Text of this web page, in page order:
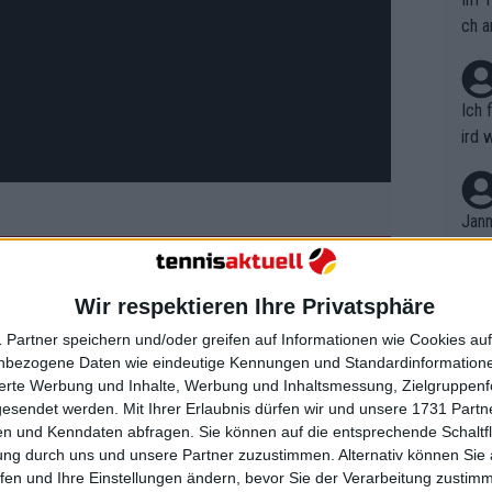
Wir respektieren Ihre Privatsphäre
Partner speichern und/oder greifen auf Informationen wie Cookies
Daten wie eindeutige Kennungen und
Werbung und Inhalte, Werbung und Inhaltsmessung,
werden. Mit Ihrer Erlaubnis dürfen wir und unsere 1731
und Kenndaten abfragen. Sie können auf die entsprechende
durch uns und unsere Partner zuzustimmen. Alternativ können Sie
und Ihre Einstellungen ändern, bevor Sie der Verarbeitung
Off-Season, während sie nach
Die Nummer 1 der Welt teilte ein
in Dubai zeigt, wo sie sich
Weißrussin steht ein harter Start ins
2.300 Punkte, darunter ihren Titel bei
Iga Swiatekum die
ch
Ich
ird
r in
em
t,
B.
on
n
nt.